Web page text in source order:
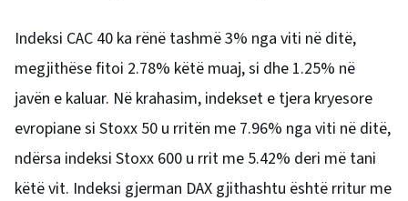
Indeksi CAC 40 ka rënë tashmë 3% nga viti në ditë,
megjithëse fitoi 2.78% këtë muaj, si dhe 1.25% në
javën e kaluar. Në krahasim, indekset e tjera kryesore
evropiane si Stoxx 50 u rritën me 7.96% nga viti në ditë,
ndërsa indeksi Stoxx 600 u rrit me 5.42% deri më tani
këtë vit. Indeksi gjerman DAX gjithashtu është rritur me